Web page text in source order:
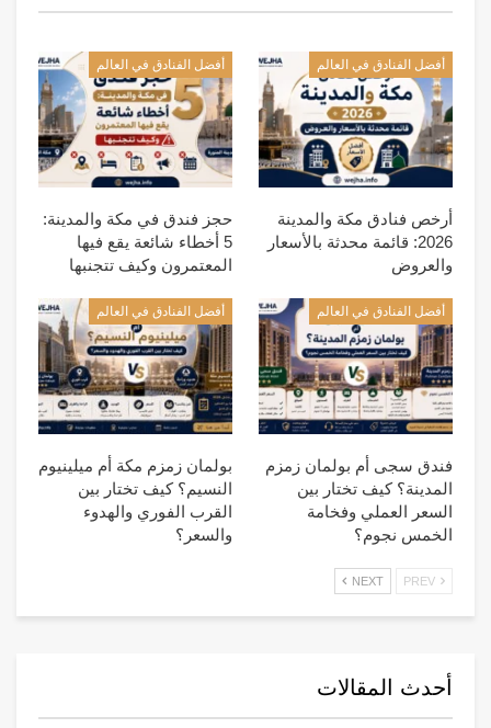
أفضل الفنادق في العالم
أرخص فنادق مكة والمدينة
2026: قائمة محدثة بالأسعار
والعروض
أفضل الفنادق في العالم
حجز فندق في مكة والمدينة:
5 أخطاء شائعة يقع فيها
المعتمرون وكيف تتجنبها
أفضل الفنادق في العالم
فندق سجى أم بولمان زمزم
المدينة؟ كيف تختار بين
السعر العملي وفخامة
الخمس نجوم؟
أفضل الفنادق في العالم
بولمان زمزم مكة أم ميلينيوم
النسيم؟ كيف تختار بين
القرب الفوري والهدوء
والسعر؟
NEXT
أحدث المقالات